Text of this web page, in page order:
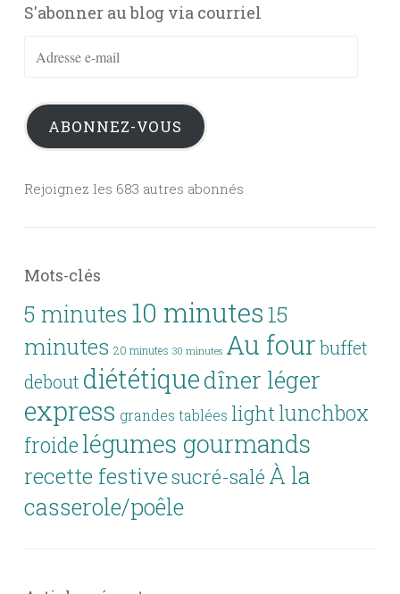
S'abonner au blog via courriel
Adresse
mail
ABONNEZ-VOUS
Rejoignez les 683 autres abonnés
Mots-clés
5 minutes 10 minutes15
minutes 20 minutes 30 minutes Au fourbuffet
debout diététiquedîner léger
express grandes tablées lightlunchbox
froide légumes gourmands
recette festivesucré-salé À la
casserole/poêle